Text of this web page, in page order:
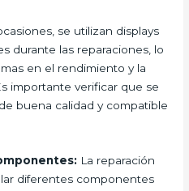
se utilizan displays
durante las reparaciones, lo
en el rendimiento y la
importante verificar que se
buena calidad y compatible
La reparación
diferentes componentes